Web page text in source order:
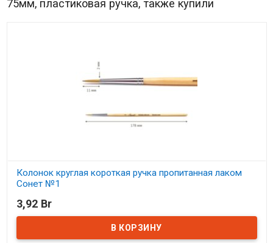
75мм, пластиковая ручка, также купили
Колонок круглая короткая ручка пропитанная лаком
Сонет №1
В наличии
3,92 Br